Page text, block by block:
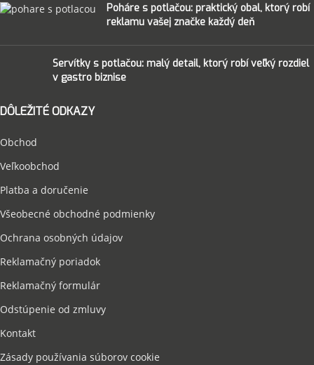
Poháre s potlačou: praktický obal, ktorý robí
reklamu vašej značke každý deň
Servítky s potlačou: malý detail, ktorý robí veľký rozdiel
v gastro biznise
DÔLEŽITÉ ODKAZY
Obchod
Veľkoobchod
Platba a doručenie
Všeobecné obchodné podmienky
Ochrana osobných údajov
Reklamačný poriadok
Reklamačný formulár
Odstúpenie od zmluvy
Kontakt
Zásady používania súborov cookie